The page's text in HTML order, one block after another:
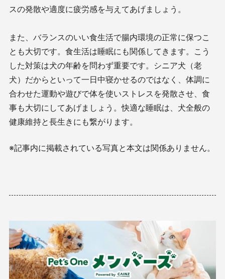
スの発散や適度に疲労感を与えてあげましょう。
また、バランスのいい食生活で腸内環境の正常に保つこ
とも大切です。食生活は睡眠にも関係してきます。こう
した対策は犬の年齢を問わず重要です。シニア犬（老
犬）だからといって一日中寝かせるのではなく、体調に
合わせた運動や遊びで体を使いストレスを発散させ、食
事も大切にしてあげましょう。快適な睡眠は、犬全般の
健康維持と長生きにも繋がります。
※記事内に掲載されている写真と本文は関係ありません。